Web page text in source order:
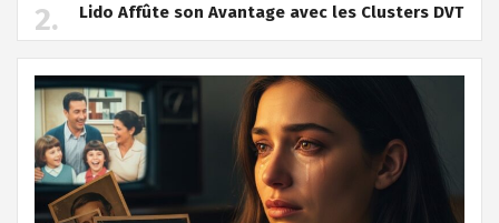
Lido Affûte son Avantage avec les Clusters DVT